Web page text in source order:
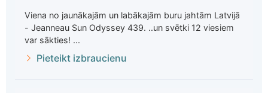
Viena no jaunākajām un labākajām buru jahtām Latvijā
- Jeanneau Sun Odyssey 439. ..un svētki 12 viesiem
var sākties! ...
Pieteikt izbraucienu